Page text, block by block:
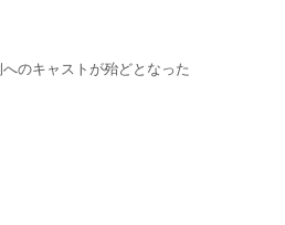
のキャストが殆どとなった